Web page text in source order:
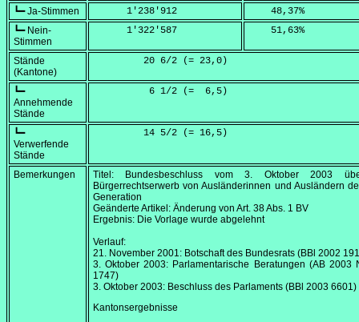
┗━ Ja-Stimmen
      1'238'912
    48,37
%
┗━ Nein-
Stimmen
      1'322'587
    51,63
%
Stände
(Kantone)
         20 6/2 (=
23,0 )
┗━
Annehmende
Stände
          6 1/2 (=
  6,5
)
┗━
Verwerfende
Stände
         14 5/2 (=
16,5 )
Bemerkungen Titel: Bundesbeschluss vom3. Oktober 2003
Bürgerrechtserwerb von Ausländerinnen und Ausländern
Generation
Geänderte Artikel: Änderung von Art. 38 Abs. 1 BV
Ergebnis: Die Vorlage wurde abgelehnt
Verlauf:
21. November 2001: Botschaft des Bundesrats (BBl 2002
3. Oktober 2003: Parlamentarische Beratungen (AB 2003
1747)
3. Oktober 2003: Beschluss des Parlaments (BBl 2003 6601)
Kantonsergebnisse